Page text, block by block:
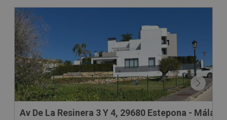
Av De La Resinera 3 Y 4, 29680 Estepona - Málaga